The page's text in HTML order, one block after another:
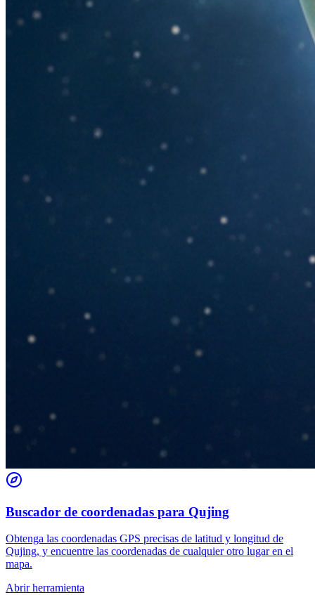
Buscador de coordenadas para Qujing
Obtenga las coordenadas GPS precisas de latitud y longitud de
Qujing, y encuentre las coordenadas de cualquier otro lugar en el
mapa.
Abrir herramienta